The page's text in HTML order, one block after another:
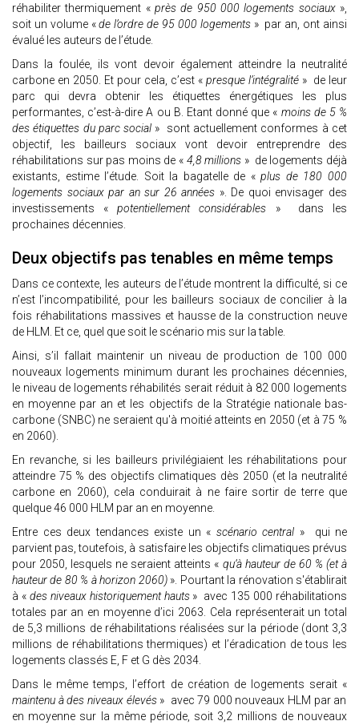
réhabiliter thermiquement « près de 950 000 logements sociaux »,
soit un volume «de l’ordre de 95 000 logements» par an, ont ainsi
évalué les auteurs de l’étude.
Dans la foulée, ils vont devoir également atteindre la neutralité
carbone en 2050. Et pour cela, c’est « presque l’intégralité » de leur
parc qui devra obtenir les étiquettes énergétiques les plus
performantes, c’est-à-dire A ou B. Etant donné que « moins de 5 %
des étiquettes du parc social » sont actuellement conformes à cet
objectif, les bailleurs sociaux vont devoir entreprendre des
réhabilitations sur pas moins de « 4,8 millions » de logements déjà
existants, estime l’étude. Soit la bagatelle de «plus de 180 000
logements sociaux par an sur 26 années ». De quoi envisager des
investissements « potentiellement considérables » dans les
prochaines décennies.
Deux objectifs pas tenables en même temps
Dans ce contexte, les auteurs de l’étude montrent la difficulté, si ce
n’est l’incompatibilité, pour les bailleurs sociaux de concilier à la
fois réhabilitations massives et hausse de la construction neuve
de HLM. Et ce, quel que soit le scénario mis sur la table.
Ainsi, s’il fallait maintenir un niveau de production de 100 000
nouveaux logements minimum durant les prochaines décennies,
le niveau de logements réhabilités serait réduit à 82 000 logements
en moyenne par an et les objectifs de la Stratégie nationale bas-
carbone (SNBC) ne seraient qu'à moitié atteints en 2050 (et à 75 %
en 2060).
En revanche, si les bailleurs privilégiaient les réhabilitations pour
atteindre 75 % des objectifs climatiques dès 2050 (et la neutralité
carbone en 2060), cela conduirait à ne faire sortir de terre que
quelque 46 000 HLM par an en moyenne.
Entre ces deux tendances existe un « scénario central » qui ne
parvient pas, toutefois, à satisfaire les objectifs climatiques prévus
pour 2050, lesquels ne seraient atteints « qu’à hauteur de 60 % (et à
hauteur de 80 % à horizon 2060) ». Pourtant la rénovation s'établirait
à «des niveaux historiquement hauts » avec 135 000 réhabilitations
totales par an en moyenne d’ici 2063. Cela représenterait un total
de 5,3 millions de réhabilitations réalisées sur la période (dont 3,3
millions de réhabilitations thermiques) et l’éradication de tous les
logements classés E, F et G dès 2034.
Dans le même temps, l’effort de création de logements serait «
maintenu à des niveaux élevés » avec 79 000 nouveaux HLM par an
en moyenne sur la même période, soit 3,2 millions de nouveaux